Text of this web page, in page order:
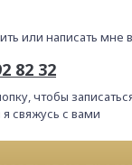
или написать мне
82 32
чтобы
свяжусь с вами